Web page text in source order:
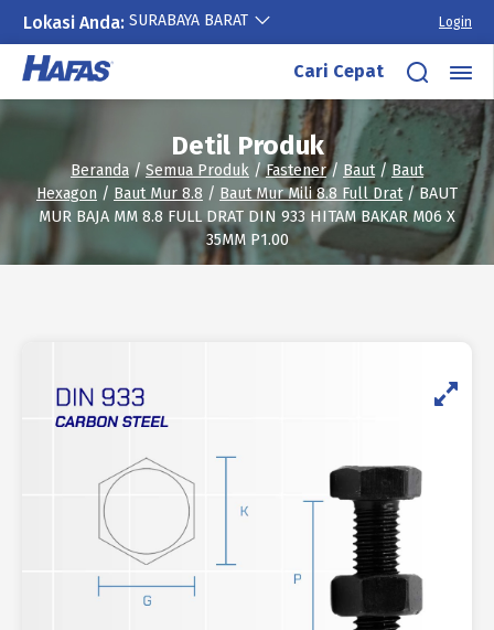
Lokasi Anda: SURABAYA BARAT Login
Lewati
konten
Cari Cepat
Detil Produk
Beranda/ Semua Produk /Fastener/ Baut/ Baut
Hexagon / Baut Mur 8.8 / Baut Mur Mili 8.8 Full Drat/ BAUT
MUR BAJA MM 8.8 FULL DRAT DIN 933 HITAM BAKAR M06 X
35MM P1.00